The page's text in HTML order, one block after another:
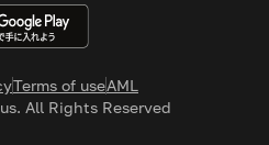
Terms of useAML
All Rights Reserved